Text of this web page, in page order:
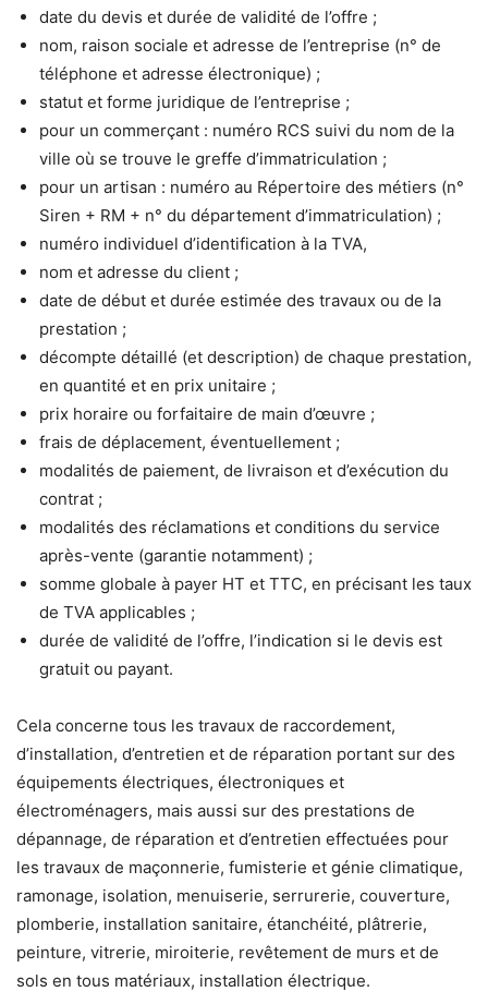
date du devis et durée de validité de l’offre ;
nom, raison sociale et adresse de l’entreprise (n° de
téléphone et adresse électronique) ;
statut et forme juridique de l’entreprise ;
pour un commerçant : numéro RCS suivi du nom de la
ville où se trouve le greffe d’immatriculation ;
pour un artisan : numéro au Répertoire des métiers (n°
Siren + RM + n° du département d’immatriculation) ;
numéro individuel d’identification à la TVA,
nom et adresse du client ;
date de début et durée estimée des travaux ou de la
prestation ;
décompte détaillé (et description) de chaque prestation,
en quantité et en prix unitaire ;
prix horaire ou forfaitaire de main d’œuvre ;
frais de déplacement, éventuellement ;
modalités de paiement, de livraison et d’exécution du
contrat ;
modalités des réclamations et conditions du service
après-vente (garantie notamment) ;
somme globale à payer HT et TTC, en précisant les taux
de TVA applicables ;
durée de validité de l’offre, l’indication si le devis est
gratuit ou payant.
Cela concerne tous les travaux de raccordement,
d’installation, d’entretien et de réparation portant sur des
équipements électriques, électroniques et
électroménagers, mais aussi sur des prestations de
dépannage, de réparation et d’entretien effectuées pour
les travaux de maçonnerie, fumisterie et génie climatique,
ramonage, isolation, menuiserie, serrurerie, couverture,
plomberie, installation sanitaire, étanchéité, plâtrerie,
peinture, vitrerie, miroiterie, revêtement de murs et de
sols en tous matériaux, installation électrique.